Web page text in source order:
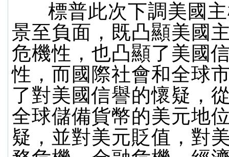
標普此次下調美國
景至負面，既凸顯美國
危機性，也凸顯了美國
性，而國際社會和全球
了對美國信譽的懷疑，
全球儲備貨幣的美元地
疑，並對美元貶值，對